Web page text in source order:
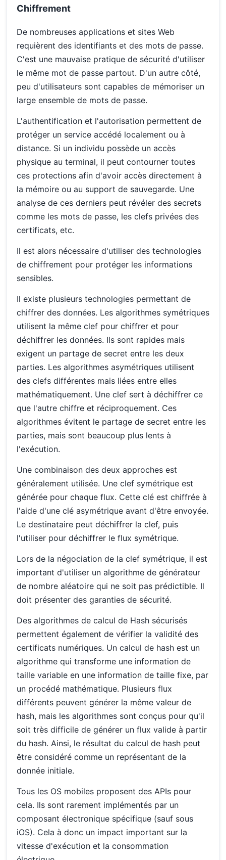
Chiffrement
De nombreuses applications et sites Web
requièrent des identifiants et des mots de passe.
C'est une mauvaise pratique de sécurité d'utiliser
le même mot de passe partout. D'un autre côté,
peu d'utilisateurs sont capables de mémoriser un
large ensemble de mots de passe.
L'authentification et l'autorisation permettent de
protéger un service accédé localement ou à
distance. Si un individu possède un accès
physique au terminal, il peut contourner toutes
ces protections afin d'avoir accès directement à
la mémoire ou au support de sauvegarde. Une
analyse de ces derniers peut révéler des secrets
comme les mots de passe, les clefs privées des
certificats, etc.
Il est alors nécessaire d'utiliser des technologies
de chiffrement pour protéger les informations
sensibles.
Il existe plusieurs technologies permettant de
chiffrer des données. Les algorithmes symétriques
utilisent la même clef pour chiffrer et pour
déchiffrer les données. Ils sont rapides mais
exigent un partage de secret entre les deux
parties. Les algorithmes asymétriques utilisent
des clefs différentes mais liées entre elles
mathématiquement. Une clef sert à déchiffrer ce
que l'autre chiffre et réciproquement. Ces
algorithmes évitent le partage de secret entre les
parties, mais sont beaucoup plus lents à
l'exécution.
Une combinaison des deux approches est
généralement utilisée. Une clef symétrique est
générée pour chaque flux. Cette clé est chiffrée à
l'aide d'une clé asymétrique avant d'être envoyée.
Le destinataire peut déchiffrer la clef, puis
l'utiliser pour déchiffrer le flux symétrique.
Lors de la négociation de la clef symétrique, il est
important d'utiliser un algorithme de générateur
de nombre aléatoire qui ne soit pas prédictible. Il
doit présenter des garanties de sécurité.
Des algorithmes de calcul de Hash sécurisés
permettent également de vérifier la validité des
certificats numériques. Un calcul de hash est un
algorithme qui transforme une information de
taille variable en une information de taille fixe, par
un procédé mathématique. Plusieurs flux
différents peuvent générer la même valeur de
hash, mais les algorithmes sont conçus pour qu'il
soit très difficile de générer un flux valide à partir
du hash. Ainsi, le résultat du calcul de hash peut
être considéré comme un représentant de la
donnée initiale.
Tous les OS mobiles proposent des APIs pour
cela. Ils sont rarement implémentés par un
composant électronique spécifique (sauf sous
iOS). Cela à donc un impact important sur la
vitesse d'exécution et la consommation